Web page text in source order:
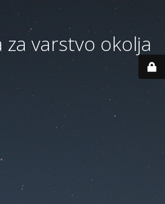
za varstvo okolja